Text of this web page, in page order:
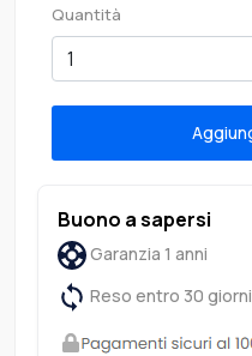
Quantità
Buono a sapersi
Garanzia 1 anni
Reso entro 30 giorni